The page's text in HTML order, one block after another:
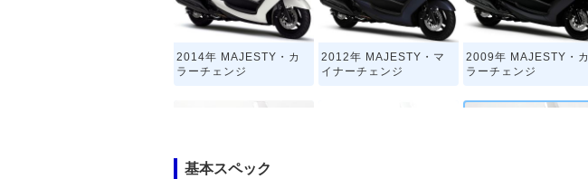
2014年 MAJESTY・カ
ラーチェンジ
2012年 MAJESTY・マ
イナーチェンジ
2009年 MAJESTY・カ
ラーチェンジ
基本スペック